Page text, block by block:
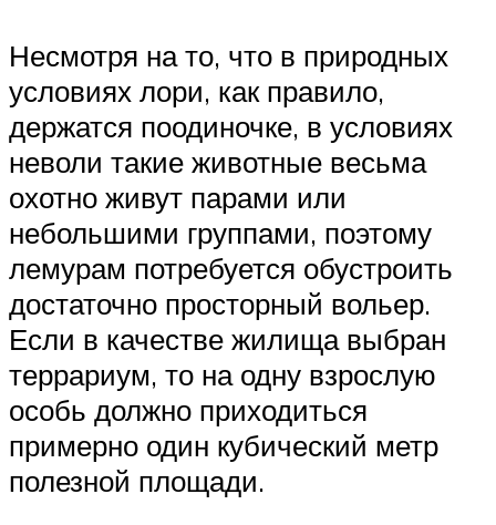
Несмотря на то, что в природных
условиях лори, как правило,
держатся поодиночке, в условиях
неволи такие животные весьма
охотно живут парами или
небольшими группами, поэтому
лемурам потребуется обустроить
достаточно просторный вольер.
Если в качестве жилища выбран
террариум, то на одну взрослую
особь должно приходиться
примерно один кубический метр
полезной площади.